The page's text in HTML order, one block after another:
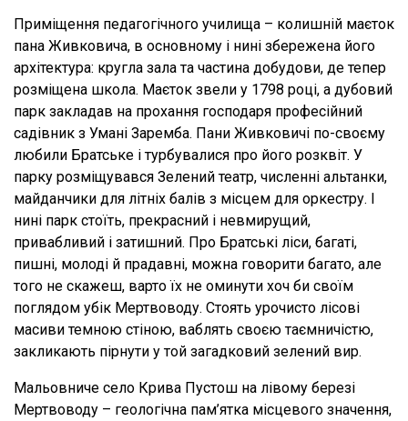
Приміщення педагогічного училища – колишній маєток
пана Живковича, в основному і нині збережена його
архітектура: кругла зала та частина добудови, де тепер
розміщена школа. Маєток звели у 1798 році, а дубовий
парк закладав на прохання господаря професійний
садівник з Умані Заремба. Пани Живковичі по-своєму
любили Братське і турбувалися про його розквіт. У
парку розміщувався Зелений театр, численні альтанки,
майданчики для літніх балів з місцем для оркестру. І
нині парк стоїть, прекрасний і невмирущий,
привабливий і затишний. Про Братські ліси, багаті,
пишні, молоді й прадавні, можна говорити багато, але
того не скажеш, варто їх не оминути хоч би своїм
поглядом убік Мертвоводу. Стоять урочисто лісові
масиви темною стіною, ваблять своєю таємничістю,
закликають пірнути у той загадковий зелений вир.
Мальовниче село Крива Пустош на лівому березі
Мертвоводу – геологічна пам’ятка місцевого значення,